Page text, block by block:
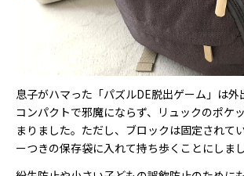
息子がハマった「パズルDE脱出ゲーム」は外
コンパクトで邪魔にならず、リュックのポケ
まりました。ただし、ブロックは固定されて
ーつきの保存袋に入れて持ち歩くことにしまし